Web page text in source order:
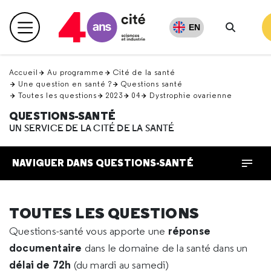
en
haut Menu principal EN
Accueil Au programme
Cité de la santé
Une question en santé ?
Questions santé
Toutes les questions
2023 04 Dystrophie ovarienne
QUESTIONS-SANTÉ
UN SERVICE DE LA CITÉ DE LA SANTÉ
NAVIGUER DANS QUESTIONS-SANTÉ
TOUTES LES QUESTIONS
Questions-santé vous apporte une réponse
documentaire dans le domaine de la santé dans un
délai de 72h (du mardi au samedi)